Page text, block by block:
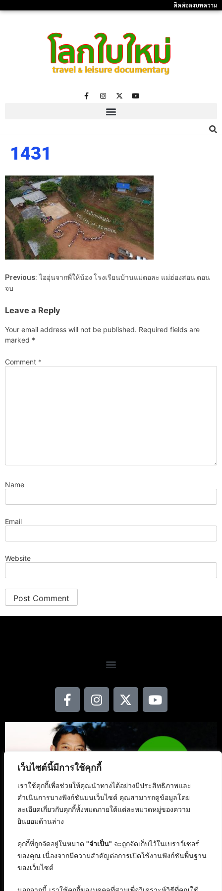
เว็บไซต์นี้มีการใช้คุกกี้
เราใช้คุกกี้เพื่อช่วยให้คุณนำทางได้อย่างมีประสิทธิภาพและ
ดำเนินการบางฟังก์ชันบนเว็บไซต์ คุณสามารถดูข้อมูลโดย
ละเอียดเกี่ยวกับคุกกี้ทั้งหมดภายใต้แต่ละหมวดหมู่ของความ
ยินยอมด้านล่าง
คุกกี้ที่ถูกจัดอยู่ในหมวด "จำเป็น" จะถูกจัดเก็บไว้ในเบราว์เซอร์
ของคุณ เนื่องจากมีความสำคัญต่อการเปิดใช้งานฟังก์ชันพื้นฐาน
ของเว็บไซต์
ติดต่อลงบทความ
1431
Previous: ไออุ่นจากพี่ให้น้อง โรงเรียนบ้านแม่ตอละ แม่ฮ่องสอน ตอน
จบ
Leave a Reply
Your email address will not be published. Required fields are
marked *
Comment *
Name
Email
Website